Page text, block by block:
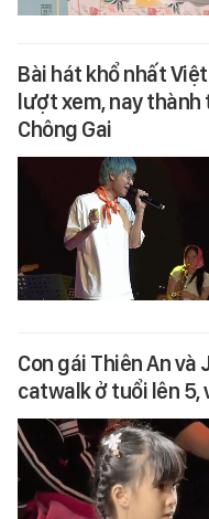
Bài hát khổ nhất
lượt xem, nay
Chông Gai
Con gái Thiên An và
catwalk ở tuổi lên 5,